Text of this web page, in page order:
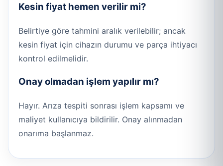
Kesin fiyat hemen verilir mi?
Belirtiye göre tahmini aralık verilebilir; ancak
kesin fiyat için cihazın durumu ve parça ihtiyacı
kontrol edilmelidir.
Onay olmadan işlem yapılır mı?
Hayır. Arıza tespiti sonrası işlem kapsamı ve
maliyet kullanıcıya bildirilir. Onay alınmadan
onarıma başlanmaz.